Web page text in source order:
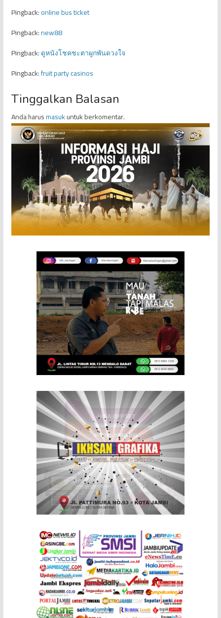
Pingback:online bus ticket
Pingback:new88
Pingback:ดูหนังโชคชะตาผูกพันดวงใจ
Pingback:fruit party casinos
Tinggalkan Balasan
Anda harusmasukuntuk berkomentar.